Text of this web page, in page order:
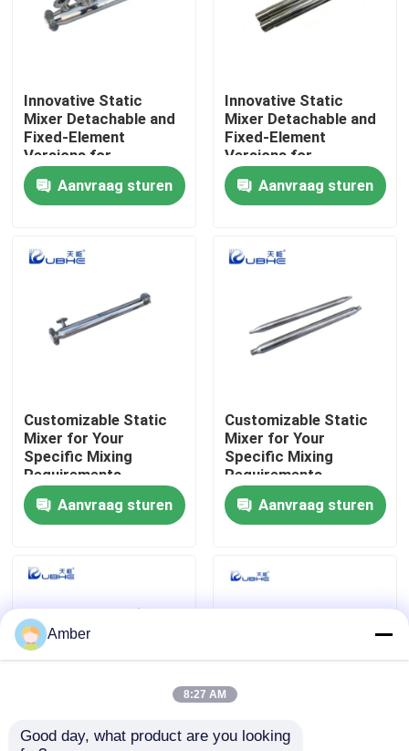
Videos
Fabrieksreis
Kwaliteitscontrole
Neem contact met ons op
Nieuws
Verzoek om een Citaat
Innovative Static
Mixer Detachable and
Fixed-Element
Versions for
Customizable Surface
Treatment
Aanvraag sturen
Innovative Static
Mixer Detachable and
Fixed-Element
Versions for
Customizable Surface
TreatmentAanvraag sturen
Customizable Static
Mixer for Your
Specific Mixing
Requirements
Aanvraag sturen
Customizable Static
Mixer for Your
Specific Mixing
Requirements
Aanvraag sturen
Bereik moeiteloos
Continue
Amber
8:27 AM
Good day, what product are you looking